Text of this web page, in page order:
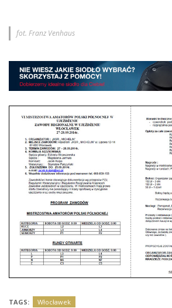
fot. Franz Venhaus
TAGS: Włocławek